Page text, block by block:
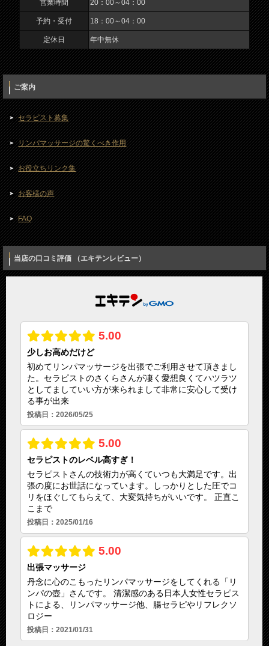
営業時間 20：00～04：00
予約・受付 18：00～04：00
定休日 年中無休
ご案内
セラピスト募集
リンパマッサージの驚くべき作用
お役立ちリンク集
お客様の声
FAQ
当店の口コミ評価 （エキテンレビュー）